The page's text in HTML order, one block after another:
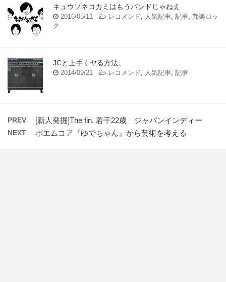
キュウソネコカミはもうバンドじゃねえ
2016/05/11 -レコメンド, 人気記事, 記事, 邦楽ロッ
ク
JCと上手くヤる方法。
2014/09/21 -レコメンド, 人気記事, 記事
PREV [新人発掘]The fin. 若干22歳 ジャパンインディー
NEXT ポエムコア『ゆでちゃん』から芸術を考える